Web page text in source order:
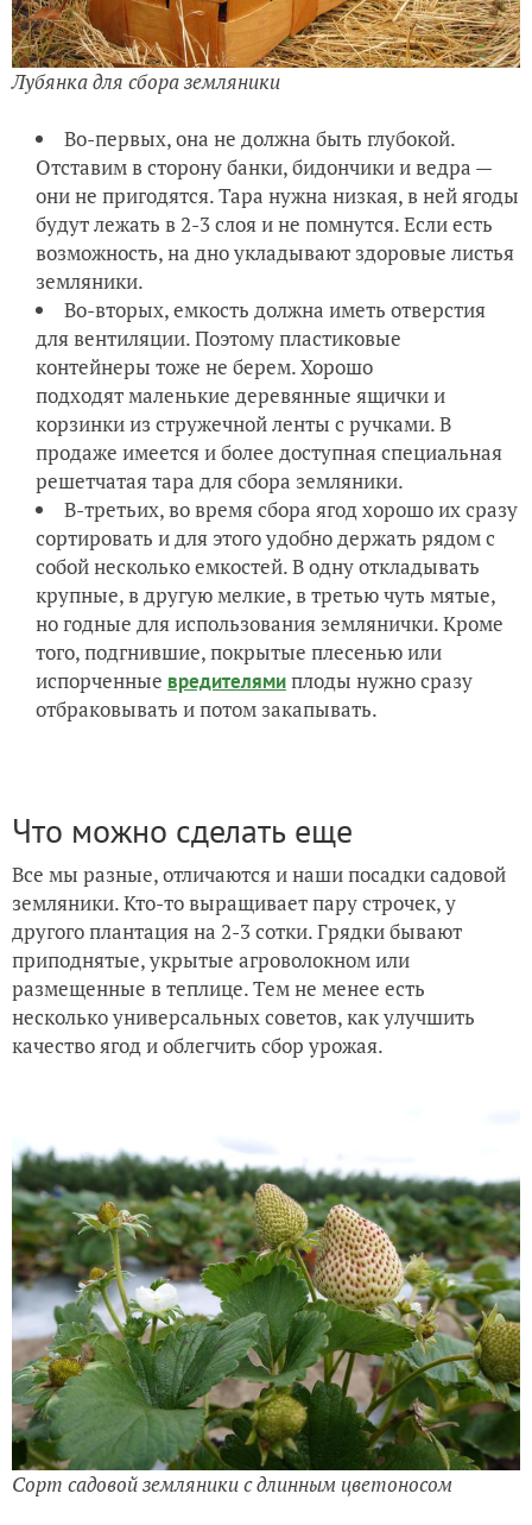
Лубянка для сбора земляники
Во-первых, она не должна быть глубокой.
Отставим в сторону банки, бидончики и ведра —
они не пригодятся. Тара нужна низкая, в ней ягоды
будут лежать в 2-3 слоя и не помнутся. Если есть
возможность, на дно укладывают здоровые листья
земляники.
Во-вторых, емкость должна иметь отверстия
для вентиляции. Поэтому пластиковые
контейнеры тоже не берем. Хорошо
подходят маленькие деревянные ящички и
корзинки из стружечной ленты с ручками. В
продаже имеется и более доступная специальная
решетчатая тара для сбора земляники.
В-третьих, во время сбора ягод хорошо их сразу
сортировать и для этого удобно держать рядом с
собой несколько емкостей. В одну откладывать
крупные, в другую мелкие, в третью чуть мятые,
но годные для использования землянички. Кроме
того, подгнившие, покрытые плесенью или
испорченные вредителямиплоды нужно сразу
отбраковывать и потом закапывать.
Что можно сделать еще
Все мы разные, отличаются и наши посадки садовой
земляники. Кто-то выращивает пару строчек, у
другого плантация на 2-3 сотки. Грядки бывают
приподнятые, укрытые агроволокном или
размещенные в теплице. Тем не менее есть
несколько универсальных советов, как улучшить
качество ягод и облегчить сбор урожая.
Сорт садовой земляники с длинным цветоносом